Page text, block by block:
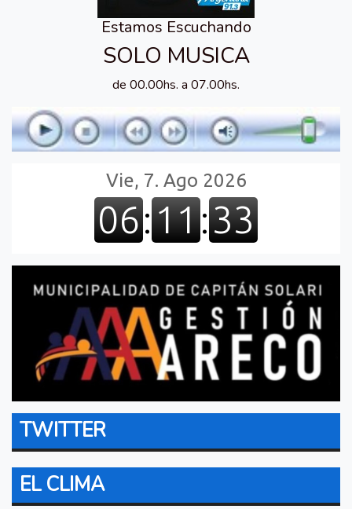
Estamos Escuchando
SOLO MUSICA
de 00.00hs. a 07.00hs.
TWITTER
EL CLIMA